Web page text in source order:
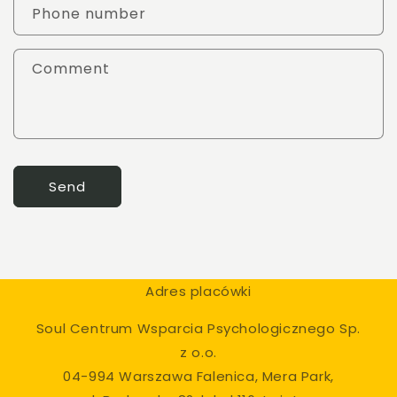
t
f
Phone number
Comment
Send
Adres placówki
Soul Centrum Wsparcia Psychologicznego Sp.
z o.o.
04-994 Warszawa Falenica, Mera Park,